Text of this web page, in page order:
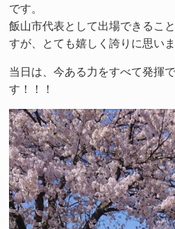
です。
飯山市代表として出場できるこ
すが、とても嬉しく誇りに思いま
当日は、今ある力をすべて発揮
す！！！